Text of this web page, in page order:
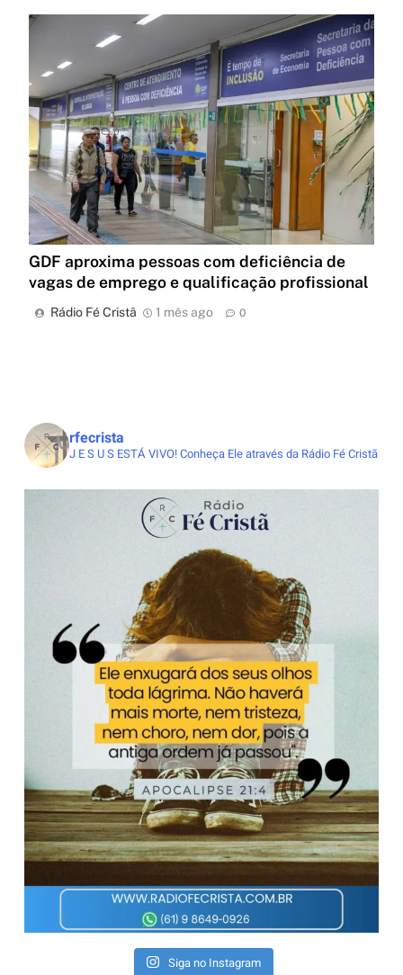
GDF aproxima pessoas com deficiência de
vagas de emprego e qualificação profissional
Rádio Fé Cristã 1 mês ago 0
rfecrista
J E S U S ESTÁ VIVO!Conheça Ele através da Rádio Fé Cristã
Siga no Instagram